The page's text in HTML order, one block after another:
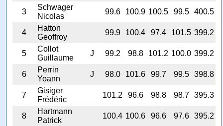
3
Schwager
Nicolas
99.6 100.9 100.5 99.5 400.5
4
Hatton
Geoffroy
99.9 100.4 97.4 101.5 399.2
5
Collot
Guillaume
J 99.2 98.8 101.2 100.0 399.2
6
Perrin
Yoann
J 98.0 101.6 99.7 99.5 398.8
7
Gisiger
Frédéric
101.2 96.6 98.8 98.7 395.3
8
Hartmann
Patrick
100.4 100.6 96.6 97.6
395.2